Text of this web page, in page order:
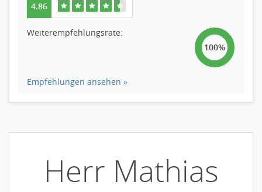
4.86
Weiterempfehlungsrate:
100%
Empfehlungen ansehen »
Herr Mathias